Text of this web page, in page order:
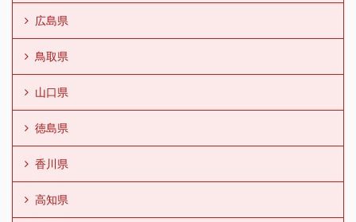
広島県
鳥取県
山口県
徳島県
香川県
高知県